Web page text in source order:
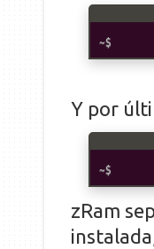
Y por
zRam